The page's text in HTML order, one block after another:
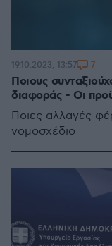
Ποιους
διαφοράς - Οι
Ποιες αλλαγές
νομοσχέδιο
19.10.2023, 13:57 7